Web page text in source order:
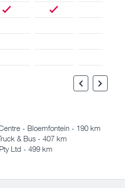
- Bloemfontein - 190 km
& Bus - 407 km
Ltd - 499 km